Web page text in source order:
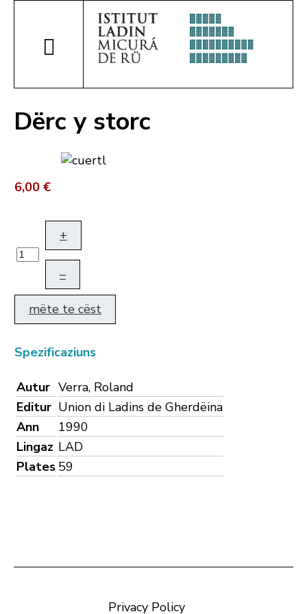
Dërc y storc
6,00 €
+
–
mëte te cëst
Spezificaziuns
Autur Verra, Roland
Editur Union di Ladins de Gherdëina
Ann
1990
Lingaz LAD
Plates 59
Privacy Policy